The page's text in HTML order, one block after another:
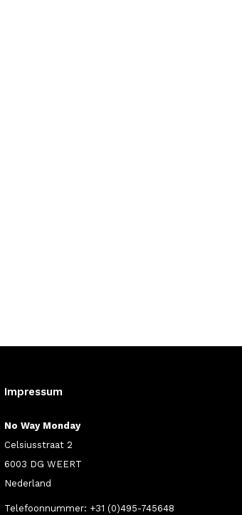
Impressum
No Way Monday
Celsiusstraat 2
6003 DG WEERT
Nederland
Telefoonnummer: +31 (0)495-745648